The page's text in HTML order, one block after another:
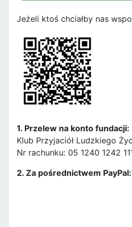
Jeżeli ktoś chciałby nas
1. Przelew na konto fundacji:
Klub Przyjaciół Ludzkiego
Nr rachunku: 05 1240 1242
2. Za pośrednictwem PayPal: